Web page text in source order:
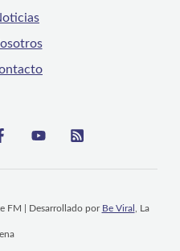
FM | Desarrollado por Be Viral , La